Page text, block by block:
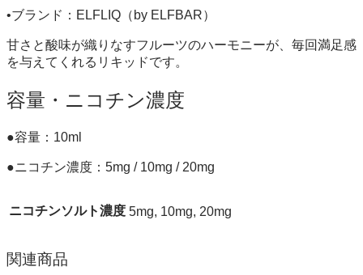
•ブランド：ELFLIQ（by ELFBAR）
甘さと酸味が織りなすフルーツのハーモニーが、毎回満足感
を与えてくれるリキッドです。
容量・ニコチン濃度
●容量：10ml
●ニコチン濃度：5mg / 10mg / 20mg
ニコチンソルト濃度 5mg, 10mg, 20mg
関連商品